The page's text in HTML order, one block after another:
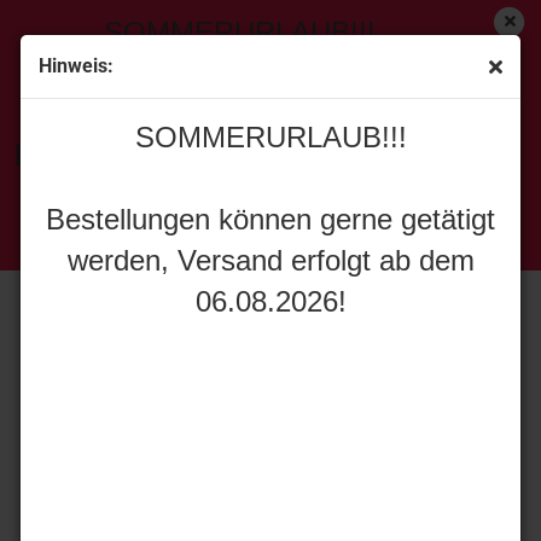
Hinweis:
SOMMERURLAUB!!!
Bestellungen können gerne getätigt
werden, Versand erfolgt ab dem
06.08.2026!
SOMMERURLAUB!!!
Bestellungen können gerne getätigt
06.08.2026!
« Erster [<zurück] weiter »
Letzter »
Artikel in dieser Kategorie